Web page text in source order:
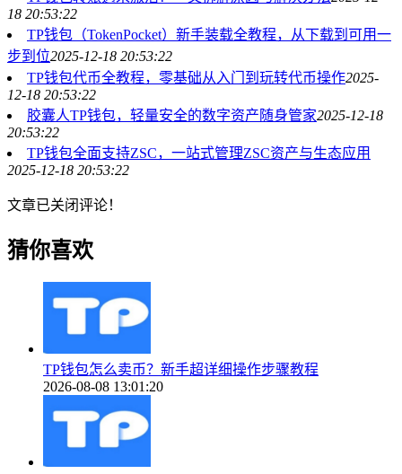
18 20:53:22
TP钱包（TokenPocket）新手装载全教程，从下载到可用一
步到位2025-12-18 20:53:22
TP钱包代币全教程，零基础从入门到玩转代币操作2025-
12-18 20:53:22
胶囊人TP钱包，轻量安全的数字资产随身管家2025-12-18
20:53:22
TP钱包全面支持ZSC，一站式管理ZSC资产与生态应用
2025-12-18 20:53:22
文章已关闭评论！
猜你喜欢
TP钱包怎么卖币？新手超详细操作步骤教程
2026-08-08 13:01:20